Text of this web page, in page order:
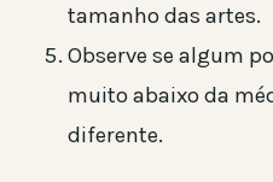
tamanho das artes.
Observe se algum
muito abaixo da
diferente.